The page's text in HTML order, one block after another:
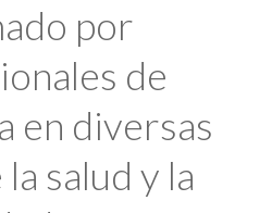
por
de
en diversas
salud y la